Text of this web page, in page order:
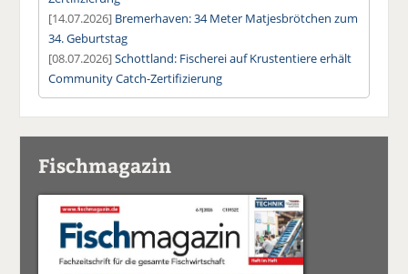
[14.07.2026] Bremerhaven: 34 Meter Matjesbrötchen zum
34. Geburtstag
[08.07.2026]Schottland: Fischerei auf Krustentiere erhält
Community Catch-Zertifizierung
Fischmagazin